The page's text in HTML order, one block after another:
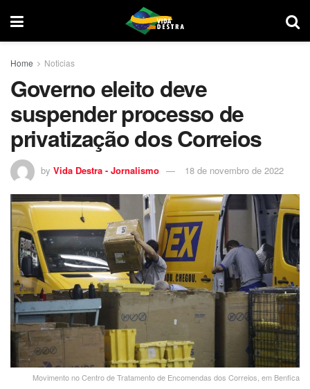
Home Noticias
Governo eleito deve
suspender processo de
privatização dos Correios
by Vida Destra - Jornalismo 18 de novembro de 2022
Movimento no Centro de Tratamento de Encomendas dos Correios, em Benfica